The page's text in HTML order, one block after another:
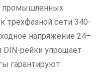
промышленных
трёхфазной сети 340-
напряжение 24–
рейки упрощает
гарантируют